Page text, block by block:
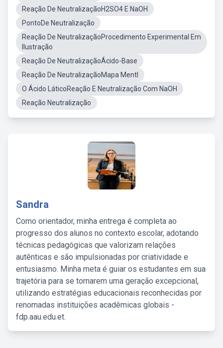
Reação De NeutralizaçãoH2SO4 E NaOH
PontoDe Neutralização
Reação De NeutralizaçãoProcedimento Experimental Em
Ilustração
Reação De NeutralizaçãoÁcido-Base
Reação De NeutralizaçãoMapa Mentl
O Ácido LáticoReação E Neutralização Com NaOH
Reação Neutralização
Sandra
Como orientador, minha entrega é completa ao
progresso dos alunos no contexto escolar, adotando
técnicas pedagógicas que valorizam relações
autênticas e são impulsionadas por criatividade e
entusiasmo. Minha meta é guiar os estudantes em sua
trajetória para se tornarem uma geração excepcional,
utilizando estratégias educacionais reconhecidas por
renomadas instituições acadêmicas globais -
fdp.aau.edu.et.